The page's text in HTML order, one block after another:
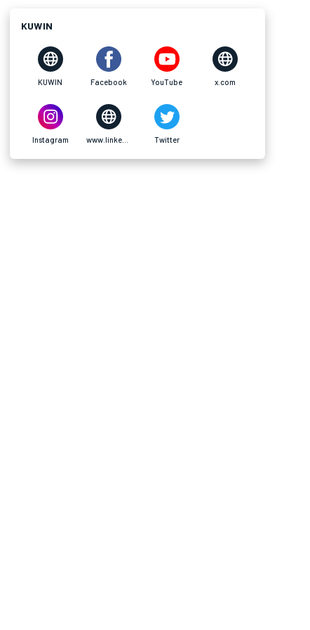
KUWIN
KUWIN Facebook YouTube x.com
Instagram Twitter